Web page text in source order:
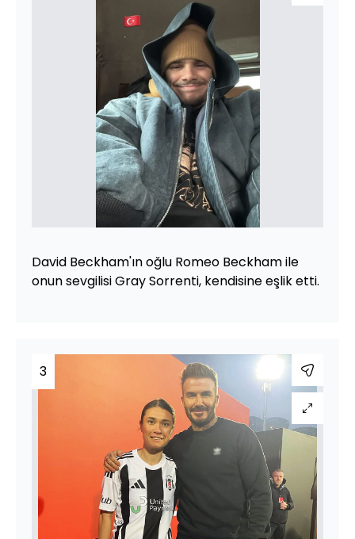
David Beckham'ın oğlu Romeo Beckham ile
onun sevgilisi Gray Sorrenti, kendisine eşlik etti.
3